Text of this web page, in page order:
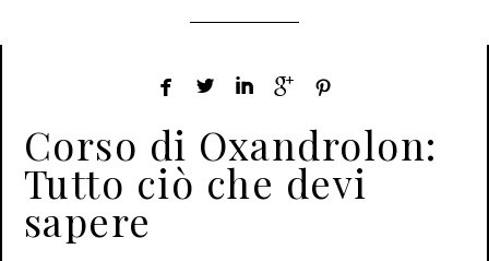
    
Corso di Oxandrolon:
Tutto ciò che devi
sapere